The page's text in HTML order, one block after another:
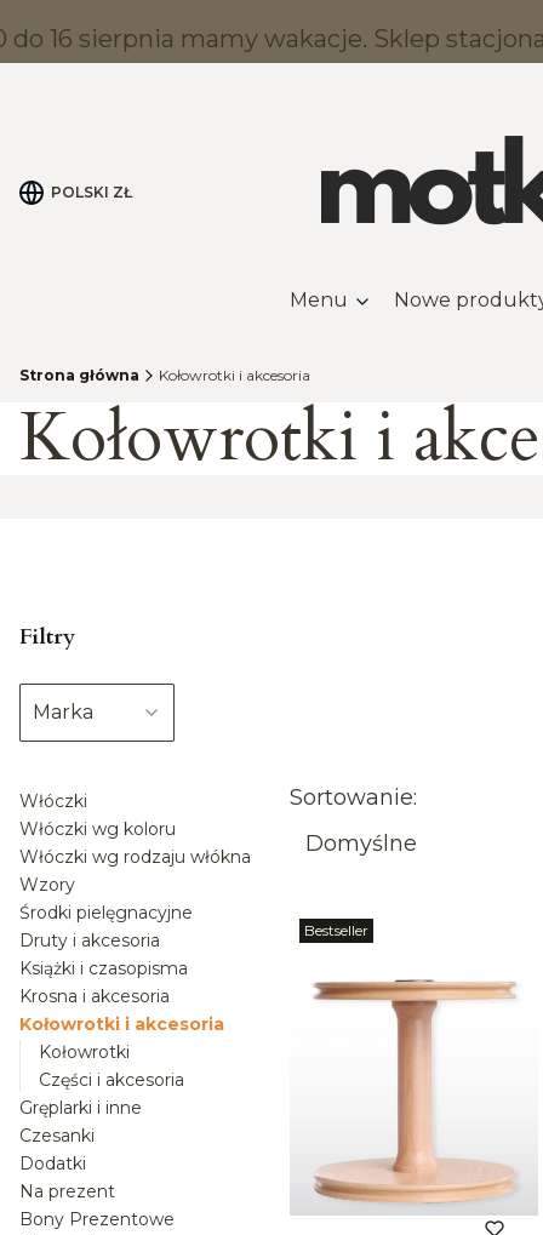
do 16 sierpnia mamy wakacje. Sklep
POLSKI ZŁ
Menu Nowe
Strona główna Kołowrotki i akcesoria
Kołowrotki i
Filtry
Marka
Włóczki
Włóczki wg koloru
Włóczki wg rodzaju włókna
Wzory
Środki pielęgnacyjne
Druty i akcesoria
Książki i czasopisma
Krosna i akcesoria
Kołowrotki i akcesoria
Kołowrotki
Części i akcesoria
Gręplarki i inne
Czesanki
Dodatki
Na prezent
Bony Prezentowe
Lista
Sortowanie:
Domyślne
Bestseller